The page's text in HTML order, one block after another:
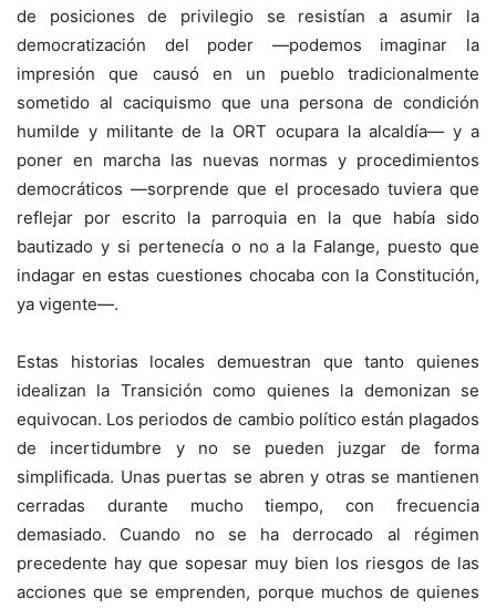
de posiciones de privilegio se resistían a asumir la
democratización del poder —podemos imaginar la
impresión que causó en un pueblo tradicionalmente
sometido al caciquismo que una persona de condición
humilde y militante de la ORT ocupara la alcaldía— y a
poner en marcha las nuevas normas y procedimientos
democráticos —sorprende que el procesado tuviera que
reflejar por escrito la parroquia en la que había sido
bautizado y si pertenecía o no a la Falange, puesto que
indagar en estas cuestiones chocaba con la Constitución,
ya vigente—.
Estas historias locales demuestran que tanto quienes
idealizan la Transición como quienes la demonizan se
equivocan. Los periodos de cambio político están plagados
de incertidumbre y no se pueden juzgar de forma
simplificada. Unas puertas se abren y otras se mantienen
cerradas durante mucho tiempo, con frecuencia
demasiado. Cuando no se ha derrocado al régimen
precedente hay que sopesar muy bien los riesgos de las
acciones que se emprenden, porque muchos de quienes